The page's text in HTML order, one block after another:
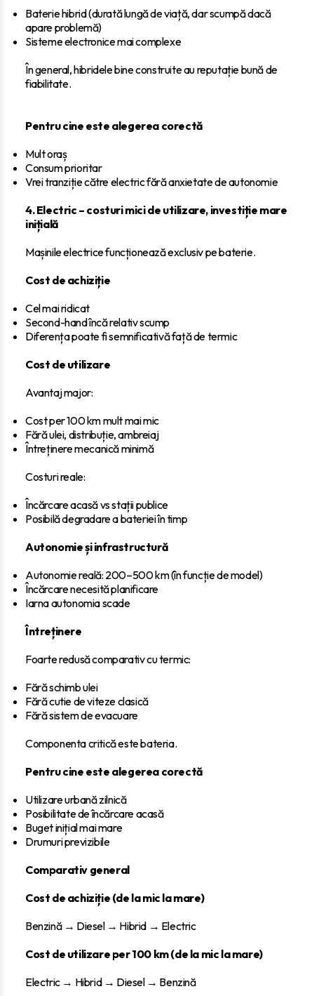
Baterie hibrid (durată lungă de viață, dar scumpă dacă
apare problemă)
Sisteme electronice mai complexe
În general, hibridele bine construite au reputație bună de
fiabilitate.
Pentru cine este alegerea corectă
Mult oraș
Consum prioritar
Vrei tranziție către electric fără anxietate de autonomie
4. Electric – costuri mici de utilizare, investiție mare
inițială
Mașinile electrice funcționează exclusiv pe baterie.
Cost de achiziție
Cel mai ridicat
Second-hand încă relativ scump
Diferența poate fi semnificativă față de termic
Cost de utilizare
Avantaj major:
Cost per 100 km mult mai mic
Fără ulei, distribuție, ambreiaj
Întreținere mecanică minimă
Costuri reale:
Încărcare acasă vs stații publice
Posibilă degradare a bateriei în timp
Autonomie și infrastructură
Autonomie reală: 200–500 km (în funcție de model)
Încărcare necesită planificare
Iarna autonomia scade
Întreținere
Foarte redusă comparativ cu termic:
Fără schimb ulei
Fără cutie de viteze clasică
Fără sistem de evacuare
Componenta critică este bateria.
Pentru cine este alegerea corectă
Utilizare urbană zilnică
Posibilitate de încărcare acasă
Buget inițial mai mare
Drumuri previzibile
Comparativ general
Cost de achiziție (de la mic la mare)
Benzină → Diesel → Hibrid → Electric
Cost de utilizare per 100 km (de la mic la mare)
Electric → Hibrid → Diesel → Benzină